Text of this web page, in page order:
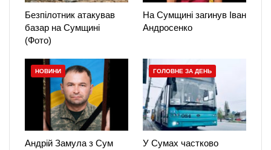
Безпілотник атакував
базар на Сумщині
(Фото)
На Сумщині загинув Іван
Андросенко
НОВИНИ
Андрій Замула з Сум
ГОЛОВНЕ ЗА ДЕНЬ
У Сумах частково